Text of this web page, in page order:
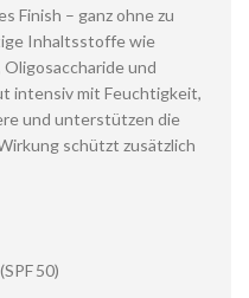
Finish – ganz ohne zu
Inhaltsstoffe wie
und
intensiv mit Feuchtigkeit,
und unterstützen die
schützt zusätzlich
50)